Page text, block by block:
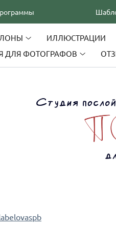
ИЛЛЮСТРАЦИИ
ДЛЯ ФОТОГРАФОВ
Шаблоны и дизайны